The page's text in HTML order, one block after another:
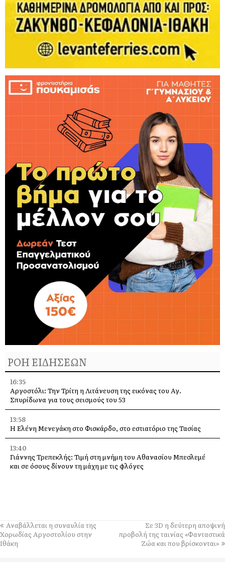
ΡΟΗ ΕΙΔΗΣΕΩΝ
16:35
Αργοστόλι: Την Τρίτη η Λιτάνευση της εικόνας του Αγ.
Σπυρίδωνα για τους σεισμούς του 53
13:58
Η Ελένη Μενεγάκη στο Φισκάρδο, στο εστιατόριο της Τασίας
13:40
Γιάννης Τρεπεκλής: Τιμή στη μνήμη του Αθανασίου Μπεσλεμέ
και σε όσους δίνουν τη μάχη με τις φλόγες
13:30
Οι εκδηλώσεις στον Δήμο Αργοστολίου το τριήμερο 7, 8 και 9
Αυγούστου
Αναβάλλεται η συναυλία της
Χορωδίας Αργοστολίου στην
Ιθάκη
Σε 3D η δεύτερη αποψινή
προβολή της ταινίας «Φανταστικά
Ζώα και που βρίσκονται»